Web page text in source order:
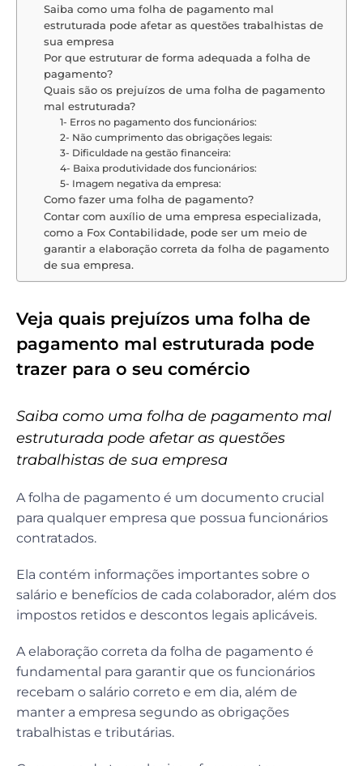
Saiba como uma folha de pagamento mal
estruturada pode afetar as questões trabalhistas de
sua empresa
Por que estruturar de forma adequada a folha de
pagamento?
Quais são os prejuízos de uma folha de pagamento
mal estruturada?
1- Erros no pagamento dos funcionários:
2- Não cumprimento das obrigações legais:
3- Dificuldade na gestão financeira:
4- Baixa produtividade dos funcionários:
5- Imagem negativa da empresa:
Como fazer uma folha de pagamento?
Contar com auxílio de uma empresa especializada,
como a Fox Contabilidade, pode ser um meio de
garantir a elaboração correta da folha de pagamento
de sua empresa.
Veja quais prejuízos uma folha de
pagamento mal estruturada pode
trazer para o seu comércio
Saiba como uma folha de pagamento mal
estruturada pode afetar as questões
trabalhistas de sua empresa
A folha de pagamento é um documento crucial
para qualquer empresa que possua funcionários
contratados.
Ela contém informações importantes sobre o
salário e benefícios de cada colaborador, além dos
impostos retidos e descontos legais aplicáveis.
A elaboração correta da folha de pagamento é
fundamental para garantir que os funcionários
recebam o salário correto e em dia, além de
manter a empresa segundo as obrigações
trabalhistas e tributárias.